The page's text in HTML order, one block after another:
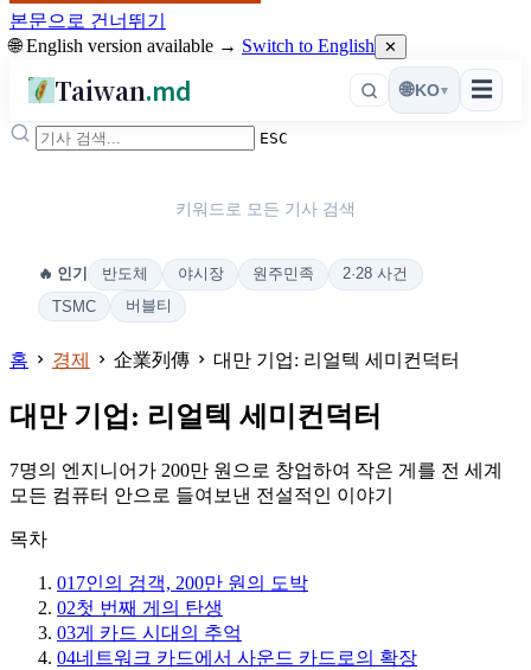
본문으로 건너뛰기
🌐 English version available → Switch to English ✕
Taiwan.md ☰
🌐KO▾
ESC
키워드로 모든 기사 검색
🔥 인기 반도체 야시장 원주민족
2·28 사건
TSMC
버블티
홈 경제 企業列傳 대만 기업: 리얼텍 세미컨덕터
대만 기업: 리얼텍 세미컨덕터
7명의 엔지니어가 200만 원으로 창업하여 작은 게를 전 세계
모든 컴퓨터 안으로 들여보낸 전설적인 이야기
목차
01 7인의 검객, 200만 원의 도박
02첫 번째 게의 탄생
03게 카드 시대의 추억
04네트워크 카드에서 사운드 카드로의 확장